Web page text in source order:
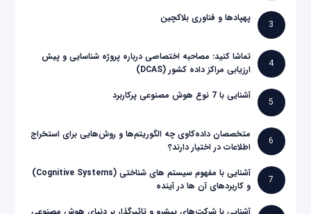
3
پهپادها و فناوری بلاکچین
4
تماشا کنید: مصاحبه اختصاصی درباره پروژه شناسایی و پیش
ارزیابی مراکز داده کشور (DCAS)
5
آشنایی با 7 نوع هوش مصنوعی پرکاربرد
6
متخصصان داده‌کاوی چه الگوریتم‌ها و روش‌هایی برای استخراج
اطلاعات در اختیار دارند؟
7
آشنایی با مفهوم سیستم های شناختی (Cognitive Systems)
و کاربردهای آن ها در آینده